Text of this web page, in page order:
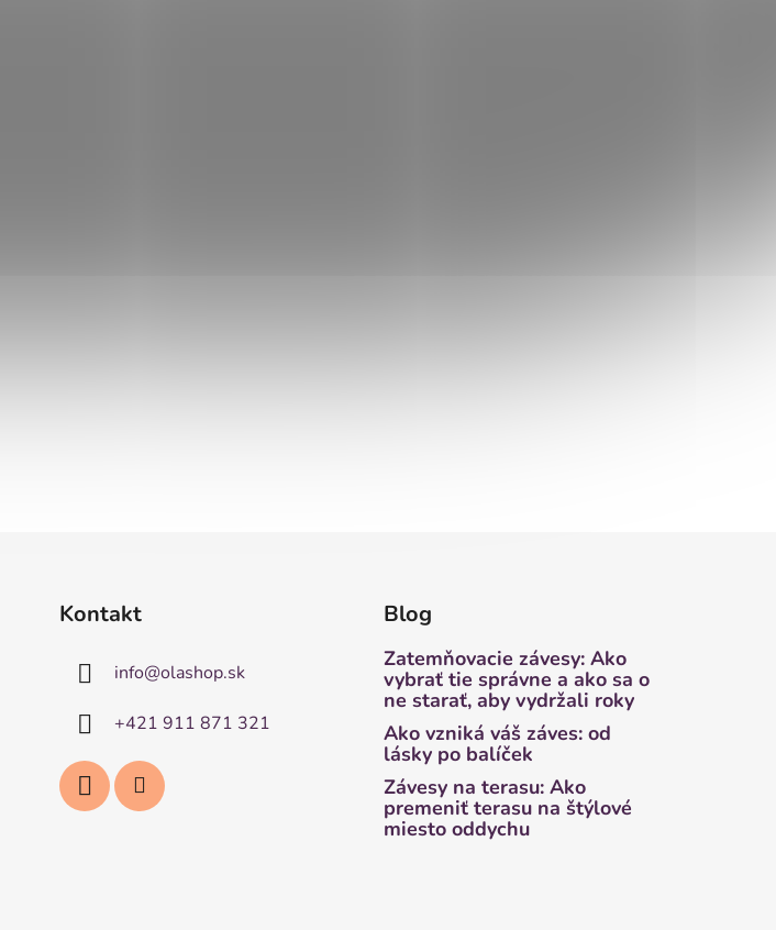
Kontakt
info@olashop.sk
+421 911 871 321
Blog
Zatemňovacie závesy: Ako
vybrať tie správne a ako sa o
ne starať, aby vydržali roky
Ako vzniká váš záves: od
lásky po balíček
Závesy na terasu: Ako
premeniť terasu na štýlové
miesto oddychu